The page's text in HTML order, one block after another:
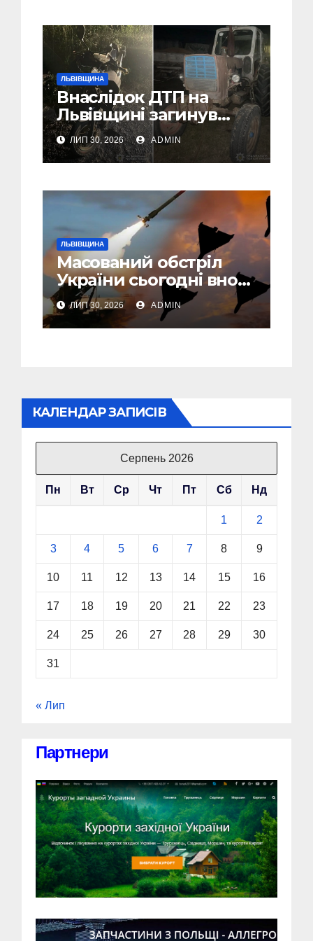
ЛЬВІВЩИНА
Внаслідок ДТП на
Львівщині загинув
малолітній водій
скутера, а
неповнолітній
ЛИП 30, 2026 ADMIN
ЛЬВІВЩИНА
Масований обстріл
України сьогодні вночі:
У Львові пошкоджені
дві багатоповерхівки
ЛИП 30, 2026 ADMIN
КАЛЕНДАР ЗАПИСІВ
Серпень 2026
Пн Вт Ср Чт Пт Сб Нд
1 2
3 4 5 6 7 8 9
10 11 12 13 14 15 16
17 18 19 20 21 22 23
24 25 26 27 28 29 30
31
« Лип
Партнери